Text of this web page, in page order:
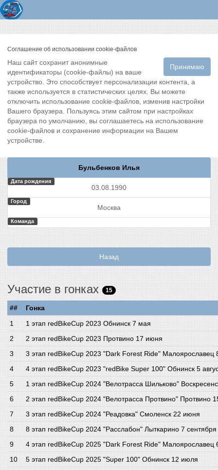
Соглашение об использовании cookie-файлов
Принимаю
Наш сайт сохранит анонимные
идентификаторы (cookie-файлы) на ваше
устройство. Это способствует персонализации контента, а
также используется в статистических целях. Вы можете
отключить использование cookie-файлов, изменив настройки
Вашего браузера. Пользуясь этим сайтом при настройках
браузера по умолчанию, вы соглашаетесь на использование
cookie-файлов и сохранение информации на Вашем
устройстве.
Бульбенков Илья
Дата рождения
03.08.1990
Город
Москва
Команда
Назад
Участие в гонках 15
##
Гонка
1 этап redBikeCup 2023 Обнинск 7 мая
2 этап redBikeCup 2023 Протвино 17 июня
3 этап redBikeCup 2023 "Dark Forest Ride" Малоярославец
4 этап redBikeCup 2023 "redBike Super 100" Обнинск 5
1 этап redBikeCup 2024 "Велотрасса Шильково"
2 этап redBikeCup 2024 "Велотрасса Протвино" Протвино
3 этап redBikeCup 2024 "Реадовка" Смоленск 22 июня
8 этап redBikeCup 2024 "Расслабон" Лыткарино 7 сентября
4 этап redBikeCup 2025 "Dark Forest Ride" Малоярославец
5 этап redBikeCup 2025 "Super 100" Обнинск 12 июля